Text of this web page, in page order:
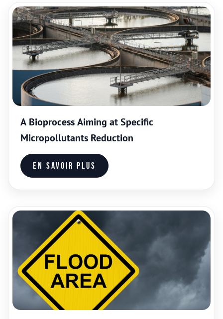
A Bioprocess Aiming at Specific
Micropollutants Reduction
En savoir plus